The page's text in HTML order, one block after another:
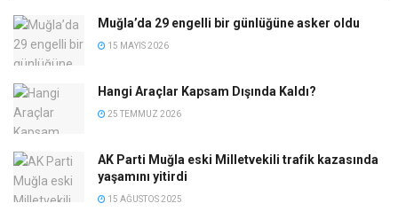
Muğla’da 29 engelli bir günlüğüne asker oldu
15 MAYIS 2026
Hangi Araçlar Kapsam Dışında Kaldı?
25 TEMMUZ 2026
AK Parti Muğla eski Milletvekili trafik kazasında
yaşamını yitirdi
15 AĞUSTOS 2025